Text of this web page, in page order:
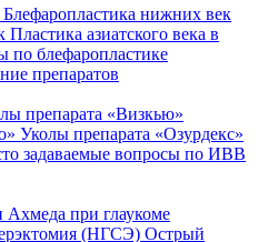
Блефаропластика нижних век
Пластика азиатского века в
по блефаропластике
препаратов
препарата «Визкью»
Уколы препарата «Озурдекс»
задаваемые вопросы по ИВВ
Ахмеда при глаукоме
(НГСЭ) Острый